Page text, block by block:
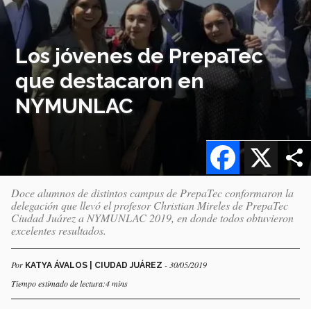
Los jóvenes de PrepaTec
que destacaron en
NYMUNLAC
X
Facebook
Doce alumnos de distintos campus de PrepaTec conformaron la
delegación que llevó el profesor Christian Mireles de PrepaTec
Ciudad Juárez a NYMUNLAC 2019, en donde todos obtuvieron
excelentes resultados.
Por KATYA ÁVALOS | CIUDAD JUÁREZ - 30/05/2019
Tiempo estimado de lectura:4 mins